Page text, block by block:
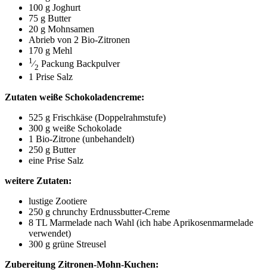
100 g Joghurt
75 g Butter
20 g Mohnsamen
Abrieb von 2 Bio-Zitronen
170 g Mehl
1 ⁄2 Packung Backpulver
1 Pri­se Salz
Zuta­ten wei­ße Schokoladencreme:
525 g Frisch­kä­se (Dop­pel­rahm­stu­fe)
300 g wei­ße Schokolade
1 Bio-Zitro­ne (unbe­han­delt)
250 g Butter
eine Pri­se Salz
wei­te­re Zutaten:
lus­ti­ge Zootiere
250 g chrun­chy Erdnussbutter-Creme
8 TL Mar­me­la­de nach Wahl (ich habe Apri­ko­sen­mar­me­la­de
verwendet)
300 g grü­ne Streusel
Zube­rei­tung Zitronen-Mohn-Kuchen: